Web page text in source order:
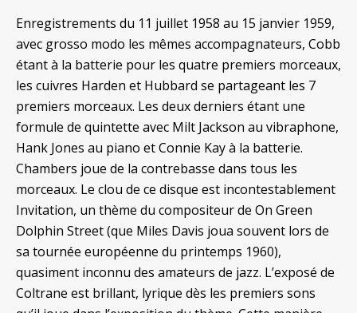
Enregistrements du 11 juillet 1958 au 15 janvier 1959,
avec grosso modo les mêmes accompagnateurs, Cobb
étant à la batterie pour les quatre premiers morceaux,
les cuivres Harden et Hubbard se partageant les 7
premiers morceaux. Les deux derniers étant une
formule de quintette avec Milt Jackson au vibraphone,
Hank Jones au piano et Connie Kay à la batterie.
Chambers joue de la contrebasse dans tous les
morceaux. Le clou de ce disque est incontestablement
Invitation, un thème du compositeur de On Green
Dolphin Street (que Miles Davis joua souvent lors de
sa tournée européenne du printemps 1960),
quasiment inconnu des amateurs de jazz. L’exposé de
Coltrane est brillant, lyrique dès les premiers sons